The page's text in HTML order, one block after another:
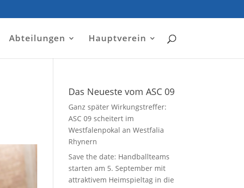
Abteilungen Hauptverein
Das Neueste vom ASC 09
Ganz später Wirkungstreffer:
ASC 09 scheitert im
Westfalenpokal an Westfalia
Rhynern
Save the date: Handballteams
starten am 5. September mit
attraktivem Heimspieltag in die